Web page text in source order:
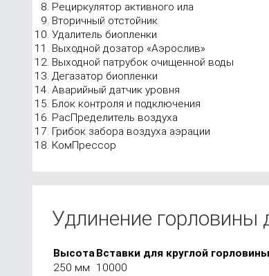
Рециркулятор активного ила
Вторичный отстойник
Удалитель биопленки
Выходной дозатор «Аэрослив»
Выходной патрубок очищенной воды
Дегазатор биопленки
Аварийный датчик уровня
Блок контроля и подключения
РасПределитель воздуха
Грибок забора воздуха аэрации
КомПрессор
Удлинение горловины
ВысотаВставки для круглой
250 мм
10000